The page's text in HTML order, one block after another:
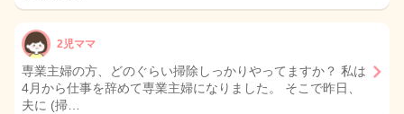
2児ママ
専業主婦の方、どのぐらい掃除しっかりやってますか？ 私は
4月から仕事を辞めて専業主婦になりました。 そこで昨日、
夫に (掃…